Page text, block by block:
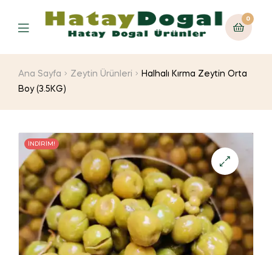
0
Ana Sayfa Zeytin Ürünleri
Halhalı Kırma Zeytin Orta
Boy (3.5KG)
İNDIRIM!